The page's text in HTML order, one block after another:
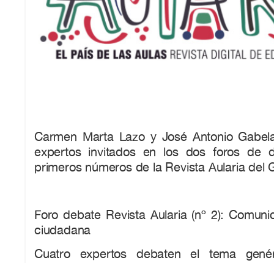
Carmen Marta Lazo y José Antonio
expertos invitados en los dos foros de
primeros números de la Revista Aularia del
Foro debate Revista Aularia (nº 2):
ciudadana
Cuatro expertos debaten el tema